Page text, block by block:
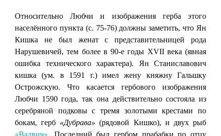
Относительно Любчи и изображения герба этого
населённого пункта (с. 75-76) должны заметить, что Ян
Кишка не был женат с представительницей рода
Нарушевичей, тем более в 90-е годы XVII века (явная
ошибка технического характера). Ян Станиславович
кишка (ум. в 1591 г.) имел жену княжну Гальшку
Острожскую. Что касается гербового изображения
Любчи 1590 года, так она действительно состояла из
серебряной подковы с тремя золотыми крестами по
бокам, герб «Дубрава» (рядовой Кишко), и двух рыб
«Вадвич». Последний был гербом прабабки по отцу